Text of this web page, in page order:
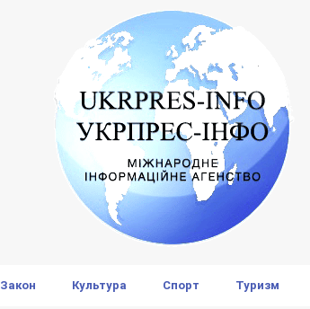
Закон Культура Спорт Туризм